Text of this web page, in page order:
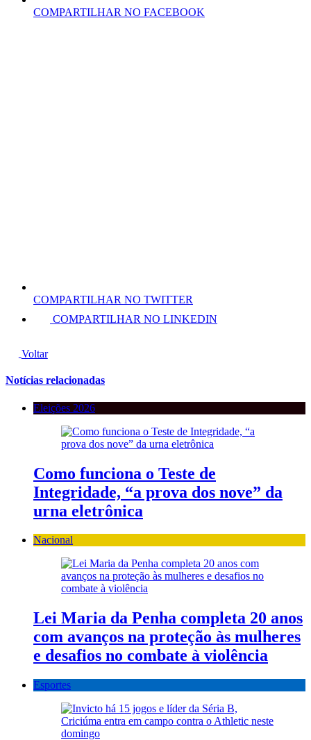
COMPARTILHAR NO FACEBOOK
COMPARTILHAR NO TWITTER
COMPARTILHAR NO LINKEDIN
Voltar
Notícias relacionadas
Eleições 2026
Como funciona o Teste de
Integridade, “a prova dos nove” da
urna eletrônica
Nacional
Lei Maria da Penha completa 20 anos
com avanços na proteção às mulheres
e desafios no combate à violência
Esportes